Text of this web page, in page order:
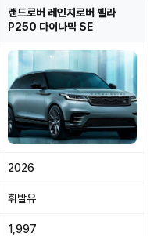
랜드로버 레인지로버 벨라
P250 다이나믹 SE
2026
휘발유
1,997